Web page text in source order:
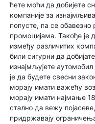
ћете моћи да добијете
компаније за
попусте, па се обавезно
промоцијама. Такође је
између различитих
били сигурни да
изнајмљујете
је да будете свесни
морају имати важећу
морају имати најмање
стално да вежу
придржавају